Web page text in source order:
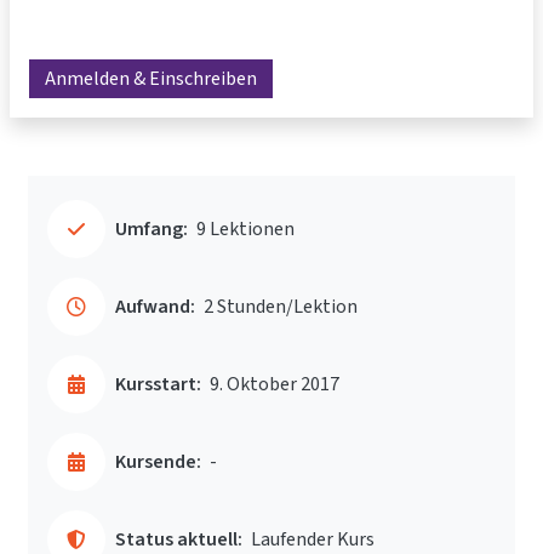
Anmelden & Einschreiben
Umfang: 9 Lektionen
Aufwand: 2 Stunden/Lektion
Kursstart: 9. Oktober 2017
Kursende: -
Status aktuell: Laufender Kurs